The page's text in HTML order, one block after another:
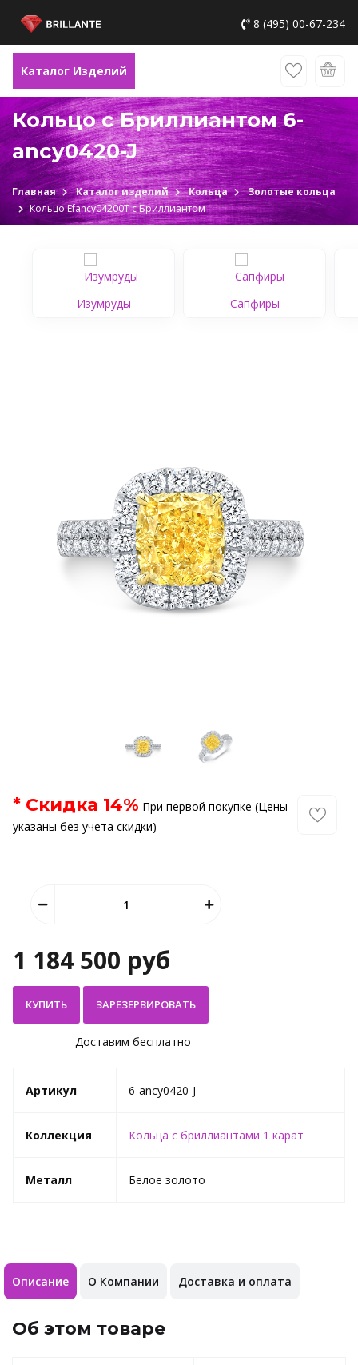
8 (495) 00-67-234
Каталог Изделий
Кольцо с Бриллиантом 6-
ancy0420-J
Главная Каталог изделий Кольца
Золотые кольца
Кольцо Еfancy04200Т c Бриллиантом
Изумруды Сапфиры
* Скидка 14% При первой покупке (Цены
указаны без учета скидки)
1 184 500 руб
КУПИТЬ
Доставим бесплатно
Артикул 6-ancy0420-J
Коллекция Кольца с бриллиантами 1 карат
Металл Белое золото
Описание О Компании Доставка и оплата
Об этом товаре